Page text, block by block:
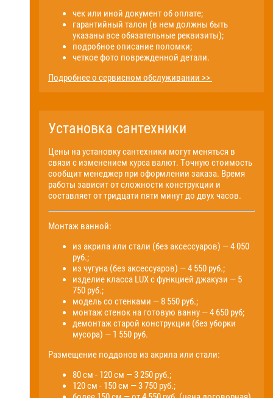
чек или иной документ об оплате;
гарантийный талон (в нем должны быть
указаны все обязательные реквизиты);
подробное описание поломки;
четкое фото поврежденной детали.
Подробнее о сервисном обслуживании >>
Установка сантехники
Цены на установку сантехники могут меняться в
связи с изменением курса валют. Точную стоимость
сообщит менеджер при оформлении заказа. Время
работы зависит от сложности конструкции и
составляет от тридцати пяти минут до двух часов.
Монтаж ванной:
из акрила или стали (без аксессуаров) — 4 050
руб.;
из чугуна (без аксессуаров) — 4 550 руб.;
изделие класса LUX с функцией джакузи — 5
750 руб.;
модель со стенками — 8 550 руб.;
монтаж стенок на готовую ванну — 4 650 руб;
демонтаж старой конструкции (без уборки
мусора) — 1 550 руб.
Размещение поддонов из акрила или стали:
80 см - 120 см — 3 250 руб.;
120 см - 150 см — 3 750 руб.;